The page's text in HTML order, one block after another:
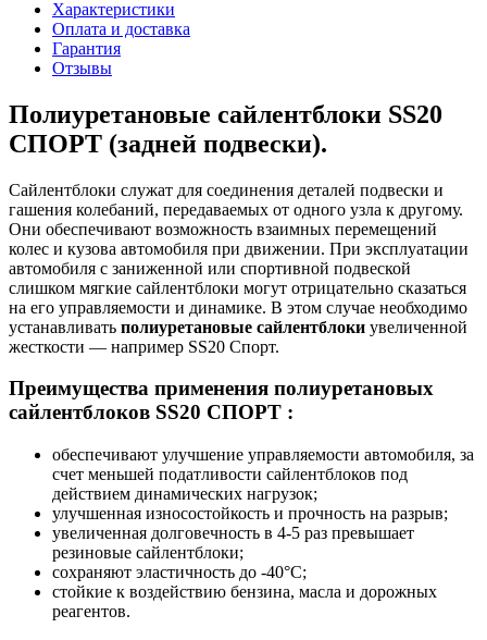
Характеристики
Оплата и доставка
Гарантия
Отзывы
Полиуретановые сайлентблоки SS20
СПОРТ (задней подвески).
Сайлентблоки служат для соединения деталей подвески и
гашения колебаний, передаваемых от одного узла к другому.
Они обеспечивают возможность взаимных перемещений
колес и кузова автомобиля при движении. При эксплуатации
автомобиля с заниженной или спортивной подвеской
слишком мягкие сайлентблоки могут отрицательно сказаться
на его управляемости и динамике. В этом случае необходимо
устанавливать полиуретановые сайлентблоки увеличенной
жесткости — например SS20 Спорт.
Преимущества применения полиуретановых
сайлентблоков SS20 СПОРТ :
обеспечивают улучшение управляемости автомобиля, за
счет меньшей податливости сайлентблоков под
действием динамических нагрузок;
улучшенная износостойкость и прочность на разрыв;
увеличенная долговечность в 4-5 раз превышает
резиновые сайлентблоки;
сохраняют эластичность до -40°С;
стойкие к воздействию бензина, масла и дорожных
реагентов.